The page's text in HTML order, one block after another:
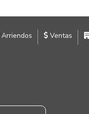
Arriendos Ventas